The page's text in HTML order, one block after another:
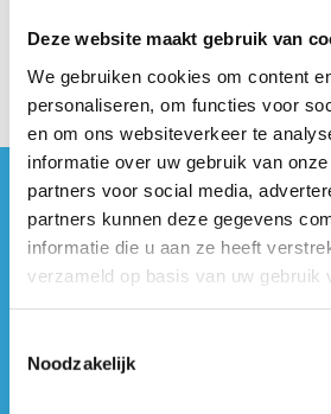
Deze website maakt gebruik van
We gebruiken cookies om content
personaliseren, om functies voor
en om ons websiteverkeer te
informatie over uw gebruik van
partners voor social media,
partners kunnen deze gegevens
informatie die u aan ze heeft
verzameld op basis van uw gebruik
Noodzakelijk
ook op sociale